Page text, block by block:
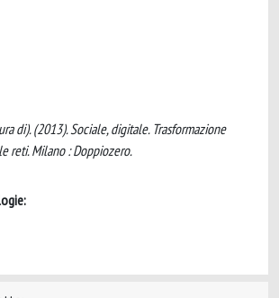
di). (2013). Sociale, digitale. Trasformazione
reti. Milano : Doppiozero.